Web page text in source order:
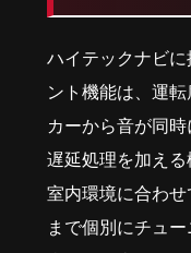
ハイテックナビ
ント機能は、運
カーから音が同
遅延処理を加え
室内環境に合わ
まで個別にチュ